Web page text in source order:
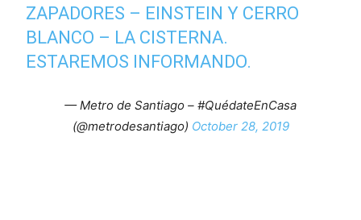
ZAPADORES – EINSTEIN Y CERRO
BLANCO – LA CISTERNA.
ESTAREMOS INFORMANDO.
— Metro de Santiago – #QuédateEnCasa
(@metrodesantiago) October 28, 2019